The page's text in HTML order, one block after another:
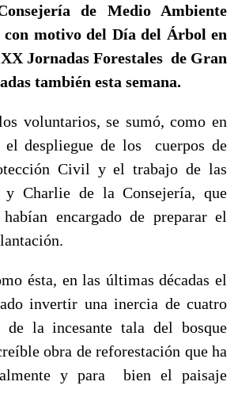
de Medio Ambiente
con motivo del Día del Árbol en
Jornadas Forestales de Gran
también esta semana.
voluntarios, se sumó, como en
el despliegue de los cuerpos de
Civil y el trabajo de las
y Charlie de la Consejería, que
encargado de preparar el
ésta, en las últimas décadas el
invertir una inercia de cuatro
de la incesante tala del bosque
obra de reforestación que ha
y para bien el paisaje